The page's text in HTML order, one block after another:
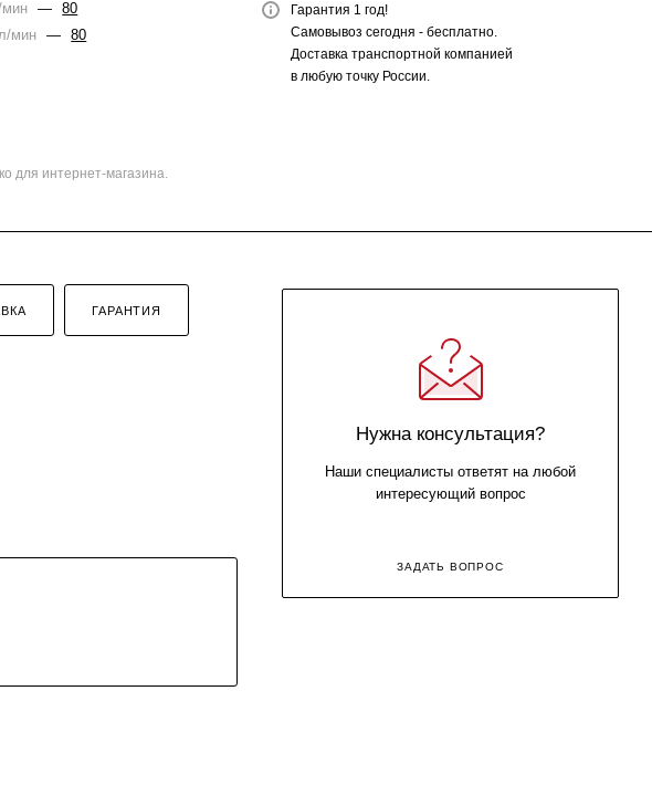
мин
—
80
мин
— 80
Гарантия 1 год!
Самовывоз сегодня - бесплатно.
Доставка транспортной компанией
в любую точку России.
для интернет-магазина.
ГАРАНТИЯ
Нужна консультация?
Наши специалисты ответят на любой
интересующий вопрос
ЗАДАТЬ ВОПРОС